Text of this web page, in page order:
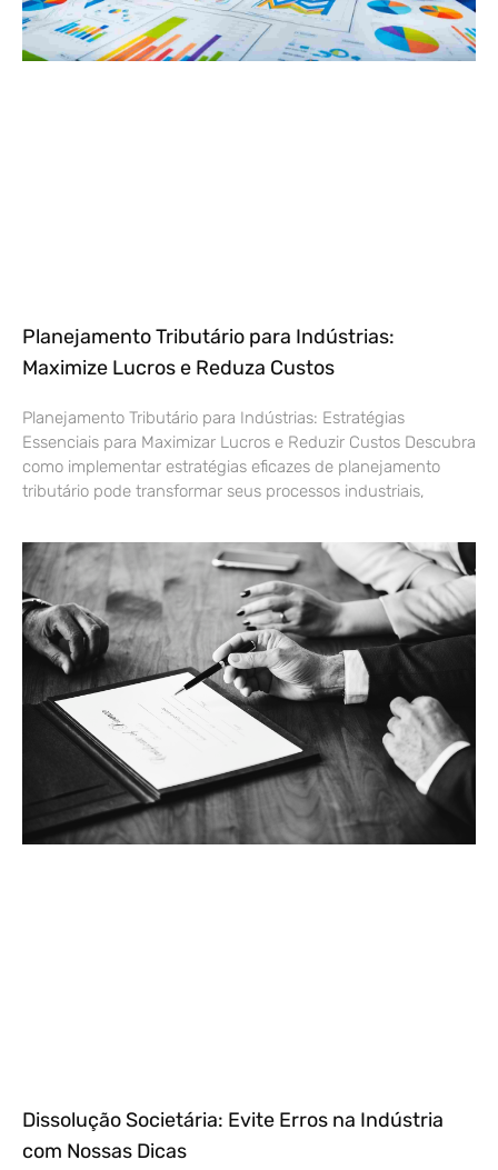
Planejamento Tributário para Indústrias:
Maximize Lucros e Reduza Custos
Planejamento Tributário para Indústrias: Estratégias
Essenciais para Maximizar Lucros e Reduzir Custos Descubra
como implementar estratégias eficazes de planejamento
tributário pode transformar seus processos industriais,
Dissolução Societária: Evite Erros na Indústria
com Nossas Dicas